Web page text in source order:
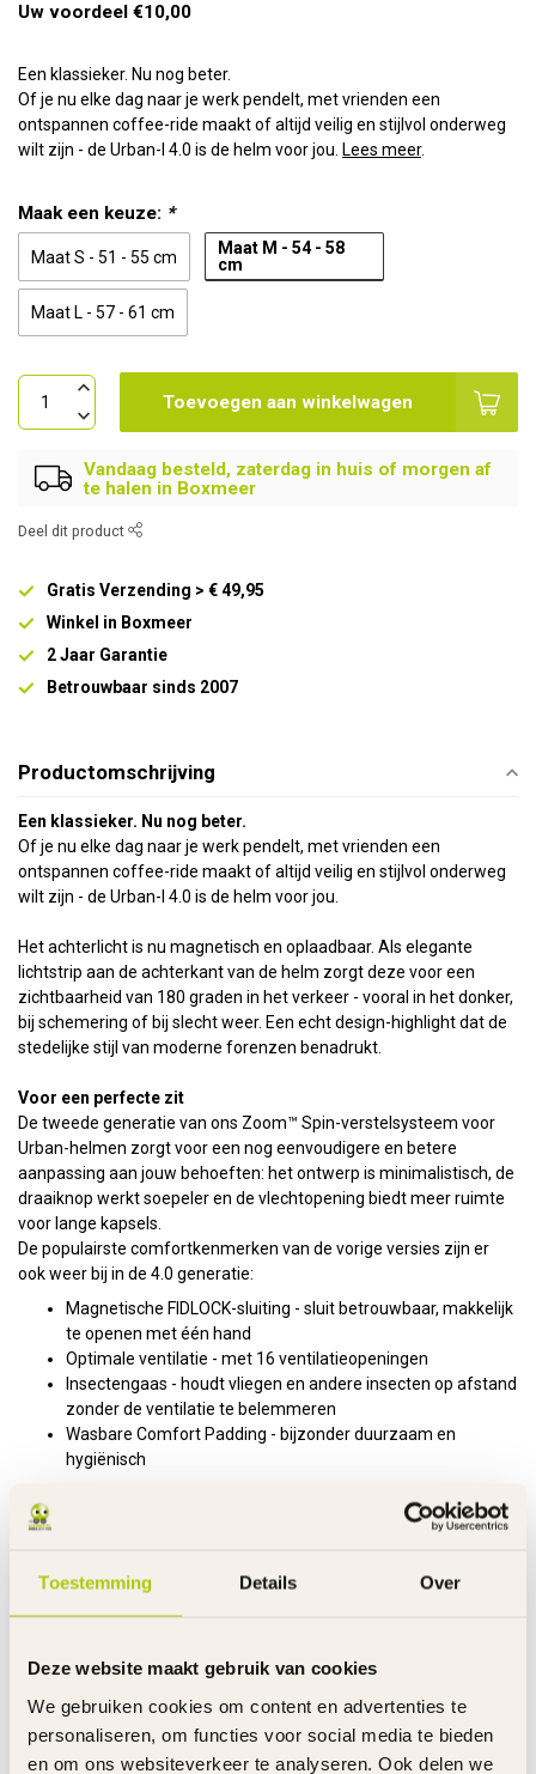
Toestemming Details Over
Deze website maakt gebruik van cookies
We gebruiken cookies om content en advertenties te
personaliseren, om functies voor social media te bieden
en om ons websiteverkeer te analyseren. Ook delen we
Uw voordeel €10,00
Een klassieker. Nu nog beter.
Of je nu elke dag naar je werk pendelt, met vrienden een
ontspannen coffee-ride maakt of altijd veilig en stijlvol onderweg
wilt zijn - de Urban-I 4.0 is de helm voor jou. Lees meer.
Maak een keuze: *
Maat S - 51 - 55 cm
Maat M - 54 - 58
cm
Maat L - 57 - 61 cm
Toevoegen aan winkelwagen
Vandaag besteld, zaterdag in huis of morgen af
te halen in Boxmeer
Deel dit product
Gratis Verzending > € 49,95
Winkel in Boxmeer
2 Jaar Garantie
Betrouwbaar sinds 2007
Productomschrijving
Een klassieker. Nu nog beter.
Of je nu elke dag naar je werk pendelt, met vrienden een
ontspannen coffee-ride maakt of altijd veilig en stijlvol onderweg
wilt zijn - de Urban-I 4.0 is de helm voor jou.
Het achterlicht is nu magnetisch en oplaadbaar. Als elegante
lichtstrip aan de achterkant van de helm zorgt deze voor een
zichtbaarheid van 180 graden in het verkeer - vooral in het donker,
bij schemering of bij slecht weer. Een echt design-highlight dat de
stedelijke stijl van moderne forenzen benadrukt.
Voor een perfecte zit
De tweede generatie van ons Zoom™ Spin-verstelsysteem voor
Urban-helmen zorgt voor een nog eenvoudigere en betere
aanpassing aan jouw behoeften: het ontwerp is minimalistisch, de
draaiknop werkt soepeler en de vlechtopening biedt meer ruimte
voor lange kapsels.
De populairste comfortkenmerken van de vorige versies zijn er
ook weer bij in de 4.0 generatie:
Magnetische FIDLOCK-sluiting - sluit betrouwbaar, makkelijk
te openen met één hand
Optimale ventilatie - met 16 ventilatieopeningen
Insectengaas - houdt vliegen en andere insecten op afstand
zonder de ventilatie te belemmeren
Wasbare Comfort Padding - bijzonder duurzaam en
hygiënisch
Ontdek een van onze meest succesvolle helmen opnieuw.
Product
Urban-I 4.0 LR
Maat
S 51-55 - M 54-58 - L 57-62
Doelgroep
Volwassenen
Helmtype
E-bike - Stads - Trekking